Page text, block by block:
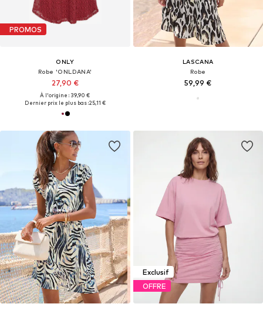
PROMOS
ONLY
Robe 'ONLDANA'
27,90 €
À l'origine : 39,90 €
Dernier prix le plus bas :25,11 €
LASCANA
Robe
59,99 €
Exclusif
OFFRE